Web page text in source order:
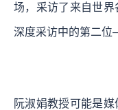
场，采访了来自世
深度采访中的第二
阮淑娟教授可能是